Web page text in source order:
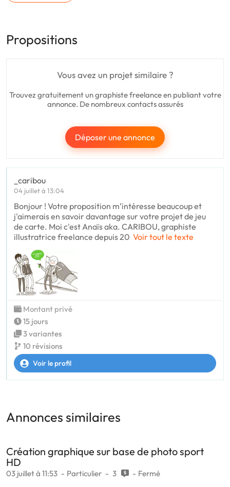
Propositions
Vous avez un projet similaire ?
Trouvez gratuitement un graphiste freelance en publiant votre
annonce. De nombreux contacts assurés
Déposer une annonce
_caribou
04 juillet à 13:04
Bonjour ! Votre proposition m’intéresse beaucoup et
j'aimerais en savoir davantage sur votre projet de jeu
de carte. Moi c'est Anaïs aka. CARIBOU, graphiste
illustratrice freelance depuis 20 Voir tout le texte
Montant privé
15 jours
3 variantes
10 révisions
Voir le profil
Annonces similaires
Création graphique sur base de photo sport
HD
03 juillet à 11:53 Particulier 3 Fermé